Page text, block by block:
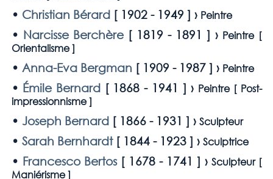
• Christian Bérard[ 1902 - 1949 ] › Peintre
• Narcisse Berchère[ 1819 - 1891 ] › Peintre [
Orientalisme]
• Anna-Eva Bergman [ 1909 - 1987] › Peintre
• Émile Bernard[ 1868 - 1941 ] › Peintre [ Post-
impressionnisme]
• Joseph Bernard[ 1866 - 1931 ] › Sculpteur
• Sarah Bernhardt[ 1844 - 1923] › Sculptrice
• Francesco Bertos[ 1678 - 1741 ] › Sculpteur [
Maniérisme]